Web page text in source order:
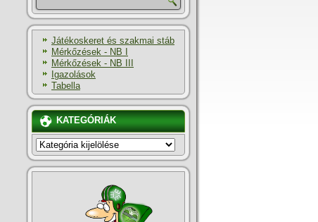
Játékoskeret és szakmai stáb
Mérkőzések - NB I
Mérkőzések - NB III
Igazolások
Tabella
KATEGÓRIÁK
KATEGÓRIÁK